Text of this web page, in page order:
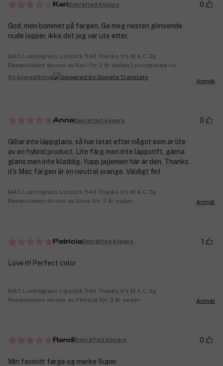
KariBekräftad köpare 0
God, men bommet på fargen. Ga meg nesten glinsende
nude lepper, ikke det jeg var ute etter.
MAC Lustreglass Lipstick 540 Thanks It's M.A.C 3g
Recensionen skrevs av Kari för 2 år sedan | cocopanda.no
Se översättning
Anmäl
AnnaBekräftad köpare 0
Gillar inte läppglans, så har letat efter något som är lite
av en hybrid product. Lite färg men inte läppstift, gärna
glans men inte kladdig. Yupp jajjemen här är den. Thanks
it's Mac färgen är en neutral orange. Väldigt fin!
MAC Lustreglass Lipstick 540 Thanks It's M.A.C 3g
Recensionen skrevs av Anna för 3 år sedan
Anmäl
PatriciaBekräftad köpare 1
Love it! Perfect color
MAC Lustreglass Lipstick 540 Thanks It's M.A.C 3g
Recensionen skrevs av Patricia för 3 år sedan
Anmäl
RandiBekräftad köpare 0
Min favoritt farge og merke Super